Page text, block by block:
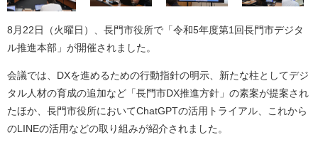
​8月22日（火曜日）、長門市役所で「令和5年度第1回長門市デジタ
ル推進本部」が開催されました。
会議では、DXを進めるための行動指針の明示、新たな柱としてデジ
タル人材の育成の追加など「長門市DX推進方針」の素案が提案され
たほか、長門市役所においてChatGPTの活用トライアル、これから
のLINEの活用などの取り組みが紹介されました。